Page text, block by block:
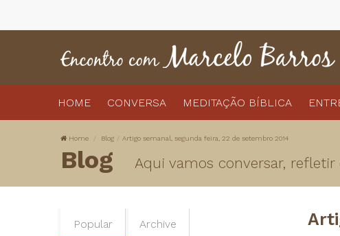
HOME CONVERSA MEDITAÇÃO BÍBLICA
Home Blog Artigo semanal, segunda feira, 22 de setembro 2014
Blog Aqui vamos conversar,
Popular Archive